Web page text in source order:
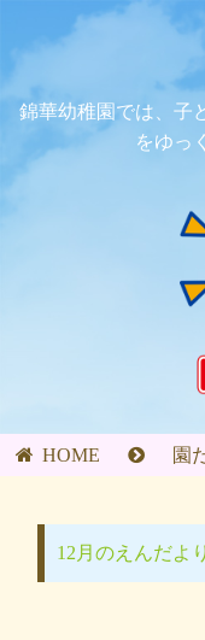
錦華幼稚園では、子
をゆっ
HOME 園
12月のえんだより